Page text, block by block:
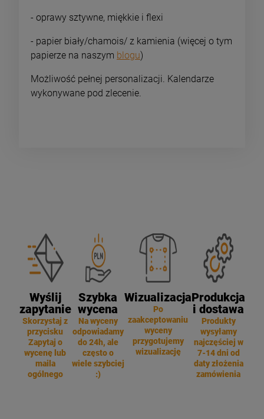
- oprawy sztywne, miękkie i flexi
- papier biały/chamois/ z kamienia (więcej o tym
papierze na naszym blogu)
Możliwość pełnej personalizacji. Kalendarze
wykonywane pod zlecenie.
Wyślij
zapytanie
Skorzystaj z
przycisku
Zapytaj o
wycenę lub
maila
ogólnego
Szybka
wycena
Na wyceny
odpowiadamy
do 24h, ale
często o
wiele szybciej
:)
Wizualizacja
Po
zaakceptowaniu
wyceny
przygotujemy
wizualizację
Produkcja
i dostawa
Produkty
wysyłamy
najczęściej w
7-14 dni od
daty złożenia
zamówienia